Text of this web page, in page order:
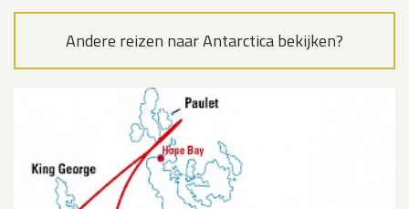
Andere reizen naar Antarctica bekijken?